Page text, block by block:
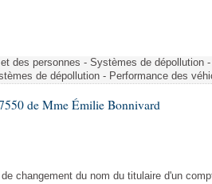
des lois
des lois
des personnes - Systèmes de dépollution
de dépollution - Performance des
de Mme Émilie Bonnivard
changement du nom du titulaire d'un